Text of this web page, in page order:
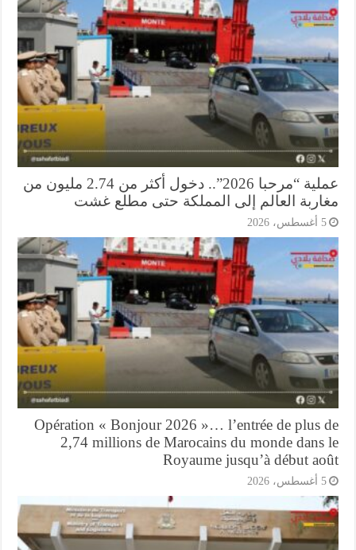
عملية “مرحبا 2026”.. دخول أكثر من 2.74 مليون من
العالم إلى المملكة حتى مطلع غشت
Opération « Bonjour 2026 »… l’entrée de plus
2,74 millions de Marocains du monde
Royaume jusqu’à début